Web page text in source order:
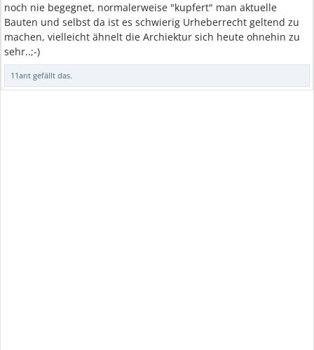
noch nie begegnet, normalerweise "kupfert" man aktuelle
Bauten und selbst da ist es schwierig Urheberrecht geltend zu
machen, vielleicht ähnelt die Archiektur sich heute ohnehin zu
sehr..;-)
11ant gefällt das.